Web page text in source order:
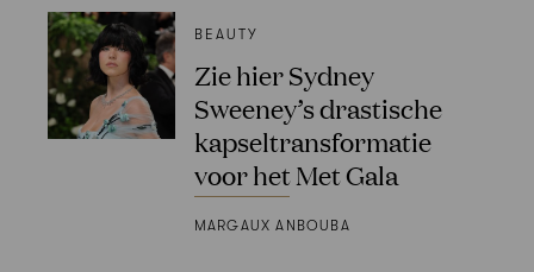
BEAUTY
Zie hier Sydney
Sweeney’s drastische
kapseltransformatie
voor het Met Gala
MARGAUX ANBOUBA